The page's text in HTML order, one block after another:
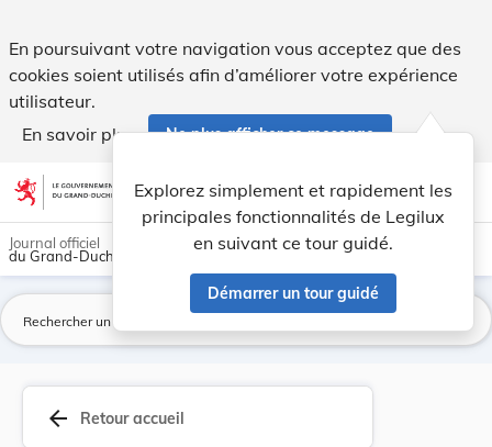
En poursuivant votre navigation vous acceptez que des
cookies soient utilisés afin d’améliorer votre expérience
utilisateur.
En savoir plus
Ne plus afficher ce message
Aller au contenu account_circle help Aide
Explorez simplement et rapidement les
principales fonctionnalités de Legilux
en suivant ce tour guidé.
Démarrer un tour guidé
light_mode dark_mode
Journal officiel
du Grand-Duché de Luxembourg
arrow_back Retour accueil